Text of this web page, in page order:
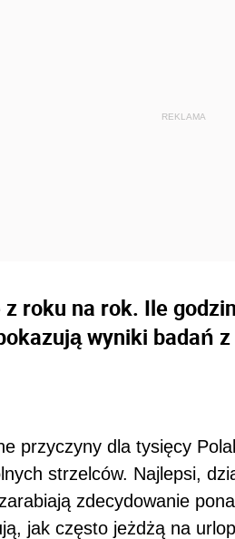
roku na rok. Ile
wyniki badań z
przyczyny dla tysięcy
strzelców. Najlepsi,
zdecydowanie
jak często jeżdżą na